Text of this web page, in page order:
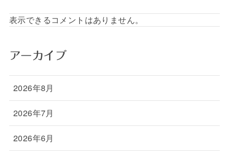
表示できるコメントはありません。
アーカイブ
2026年8月
2026年7月
2026年6月